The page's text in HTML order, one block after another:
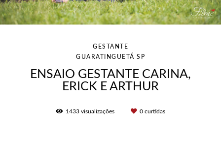
GESTANTE
GUARATINGUETÁ SP
ENSAIO GESTANTE CARINA,
ERICK E ARTHUR
1433 visualizações 0 curtidas